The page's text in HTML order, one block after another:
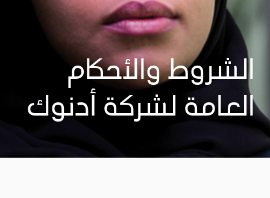
الشروط والأحكام
العامة لشركة أدنوك